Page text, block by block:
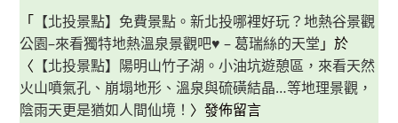
「 【北投景點】免費景點。新北投哪裡好玩？地熱谷景觀
公園–來看獨特地熱溫泉景觀吧♥ – 葛瑞絲的天堂 」於
〈 【北投景點】陽明山竹子湖。小油坑遊憩區，來看天然
火山噴氣孔、崩塌地形、溫泉與硫磺結晶…等地理景觀，
陰雨天更是猶如人間仙境！ 〉發佈留言